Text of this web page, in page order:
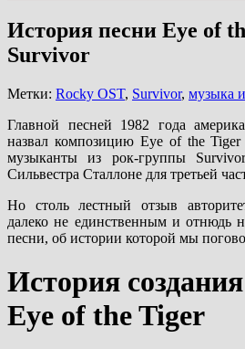
История песни Eye of
Survivor
Метки: Rocky OST, Survivor, музыка
Главной песней 1982 года
назвал композицию Eye of the Tiger
музыканты из рок-группы
Сильвестра Сталлоне для третьей
Но столь лестный отзыв
далеко не единственным и отнюдь
песни, об истории которой мы
История
Eye of the Tiger